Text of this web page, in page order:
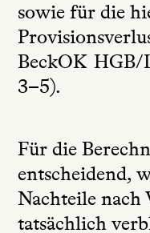
sowie für die
BeckOK HGB/
3–5).
Für die
entscheidend,
Nachteile nach
tatsächlich